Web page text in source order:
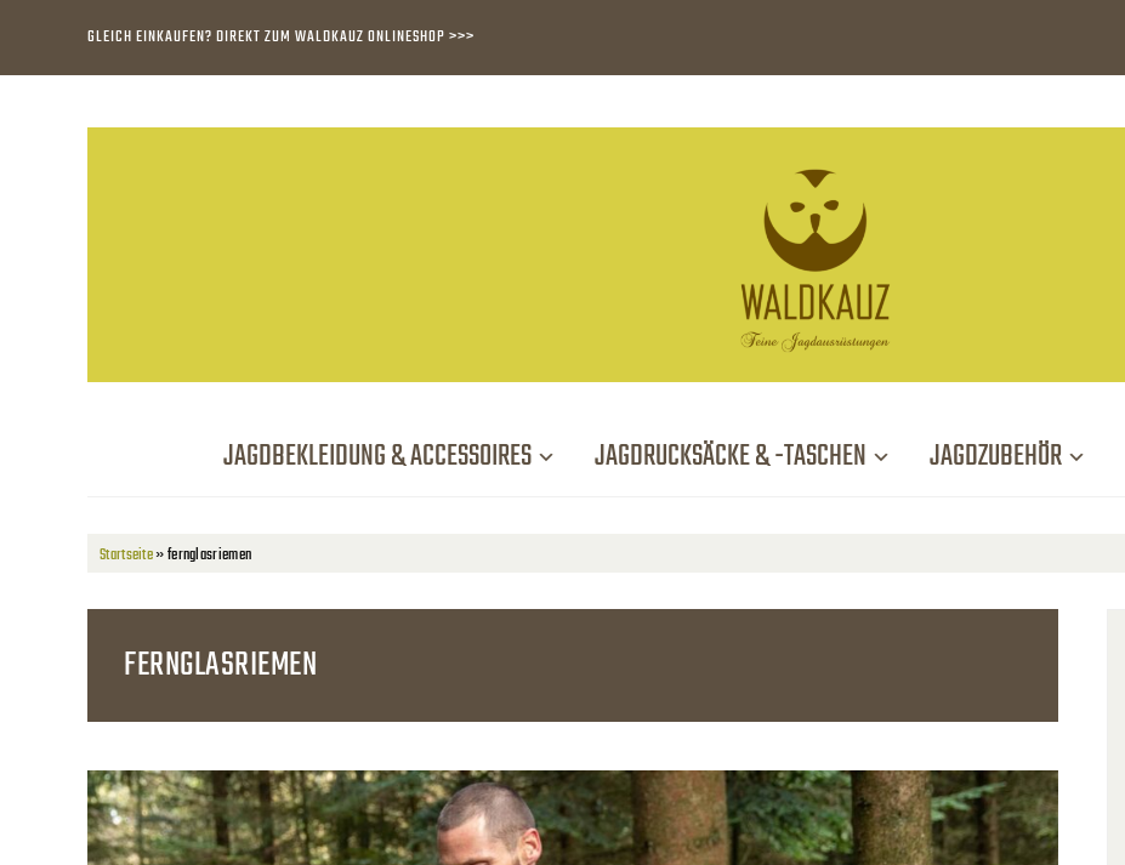
GLEICH EINKAUFEN? DIREKT ZUM WALDKAUZ ONLINESHOP >>>
JAGDBEKLEIDUNG & ACCESSOIRES JAGDRUCKSÄCKE & -TASCHEN JAGDZUBEHÖR
Startseite»fernglasriemen
FERNGLASRIEMEN